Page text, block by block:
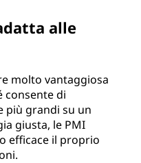
alle
molto vantaggiosa
consente di
più grandi su un
giusta, le PMI
efficace il proprio